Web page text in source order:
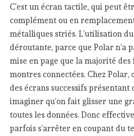
C’est un écran tactile, qui peut
complément ou en
métalliques striés. L’utilisation
déroutante, parce que Polar n’a
mise en page que la majorité
montres connectées. Chez
des écrans successifs présentant
imaginer qu’on fait glisser une
toutes les données. Donc
parfois s’arrêter en coupant du